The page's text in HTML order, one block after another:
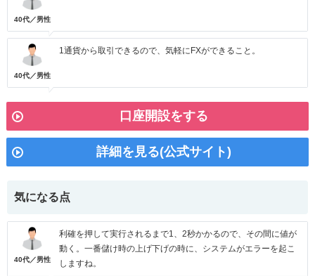
40代／男性
40代／男性
1通貨から取引できるので、気軽にFXができること。
口座開設をする
詳細を見る(公式サイト)
気になる点
40代／男性
利確を押して実行されるまで1、2秒かかるので、その間に値が
動く。一番儲け時の上げ下げの時に、システムがエラーを起こ
しますね。